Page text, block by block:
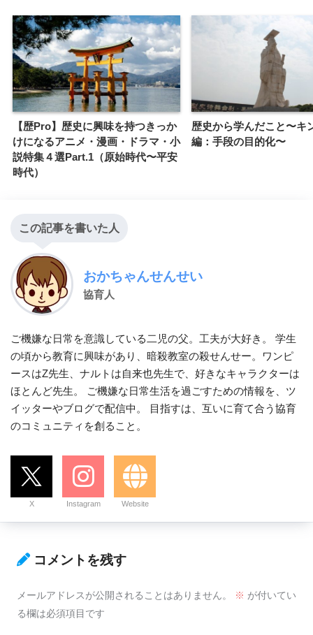
【歴Pro】歴史に興味を持つきっか
けになるアニメ・漫画・ドラマ・小
説特集４選Part.1（原始時代〜平安
時代）
歴史から学んだこと〜キ
編：手段の目的化〜
この記事を書いた人
おかちゃんせんせい
協育人
ご機嫌な日常を意識している二児の父。工夫が大好き。 学生
の頃から教育に興味があり、暗殺教室の殺せんせー。ワンピ
ースはZ先生、ナルトは自来也先生で、好きなキャラクターは
ほとんど先生。 ご機嫌な日常生活を過ごすための情報を、ツ
イッターやブログで配信中。 目指すは、互いに育て合う協育
のコミュニティを創ること。
X Instagram Website
コメントを残す
メールアドレスが公開されることはありません。 ※ が付いてい
る欄は必須項目です